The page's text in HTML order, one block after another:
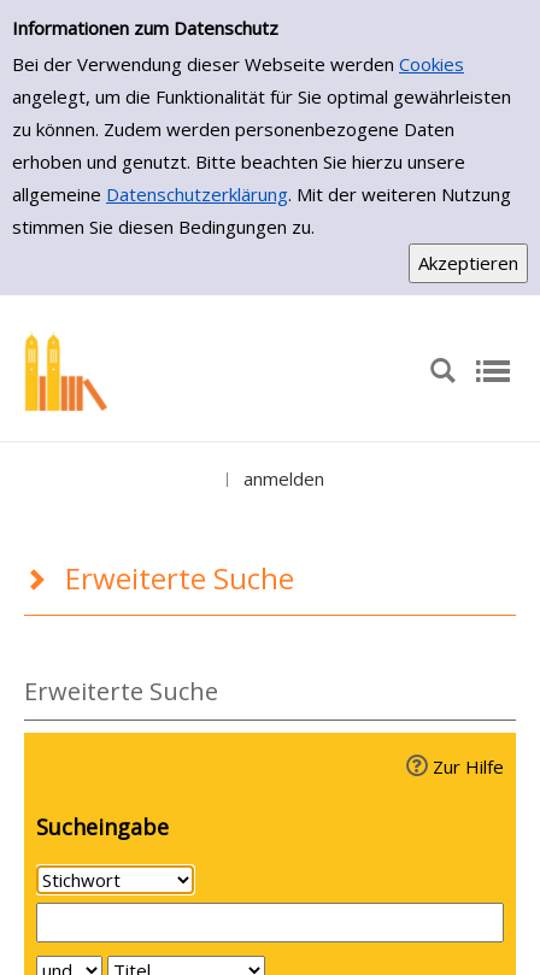
Erweiterte Suche
Informationen zum Datenschutz
Bei der Verwendung dieser Webseite werden Cookies
angelegt, um die Funktionalität für Sie optimal gewährleisten
zu können. Zudem werden personenbezogene Daten
erhoben und genutzt. Bitte beachten Sie hierzu unsere
allgemeine Datenschutzerklärung. Mit der weiteren Nutzung
stimmen Sie diesen Bedingungen zu.
Zur erweiterten Suche springen
anmelden
Erweiterte Suche
Erweiterte Suche
Zur Hilfe
Sucheingabe